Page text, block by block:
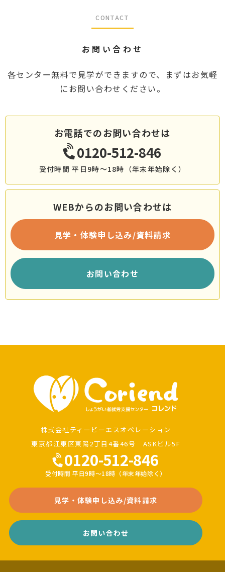
CONTACT
お問い合わせ
各センター無料で見学ができますので、まずはお気軽
にお問い合わせください。
お電話でのお問い合わせは
0120-512-846
受付時間 平日9時～18時（年末年始除く）
WEBからのお問い合わせは
見学・体験申し込み/資料請求
お問い合わせ
株式会社ティービーエスオペレーション
東京都江東区東陽2丁目4番46号 ASKビル5F
0120-512-846
受付時間 平日9時～18時（年末年始除く）
見学・体験申し込み/資料請求
お問い合わせ